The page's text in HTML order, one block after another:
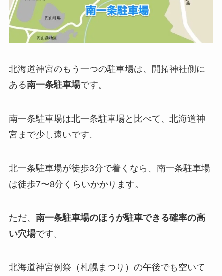
北海道神宮のもう一つの駐車場は、開拓神社側に
ある南一条駐車場です。
南一条駐車場は北一条駐車場と比べて、北海道神
宮まで少し遠いです。
北一条駐車場が徒歩3分で着くなら、南一条駐車場
は徒歩7〜8分くらいかかります。
ただ、 南一条駐車場のほうが駐車できる確率の高
い穴場です。
北海道神宮例祭（札幌まつり）の午後でも空いて